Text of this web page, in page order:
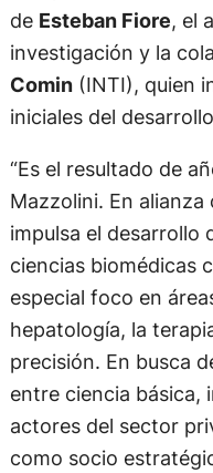
de Esteban Fiore, el
investigación y la
Comin(INTI), quien
iniciales del
“Es el resultado de
Mazzolini. En
impulsa el desarrollo
ciencias biomédicas
especial foco en
hepatología, la
precisión. En busca
entre ciencia básica,
actores del sector
como socio